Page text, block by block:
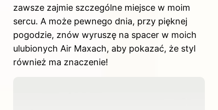
zawsze zajmie szczególne miejsce w moim
sercu. A może pewnego dnia, przy pięknej
pogodzie, znów wyruszę na spacer w moich
ulubionych Air Maxach, aby pokazać, że styl
również ma znaczenie!